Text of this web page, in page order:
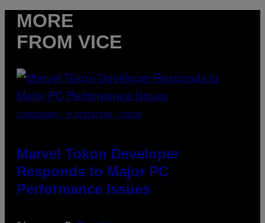
MORE
FROM VICE
SCREENSHOT: PLAYSTATION, STEAM
Marvel Tokon Developer
Responds to Major PC
Performance Issues